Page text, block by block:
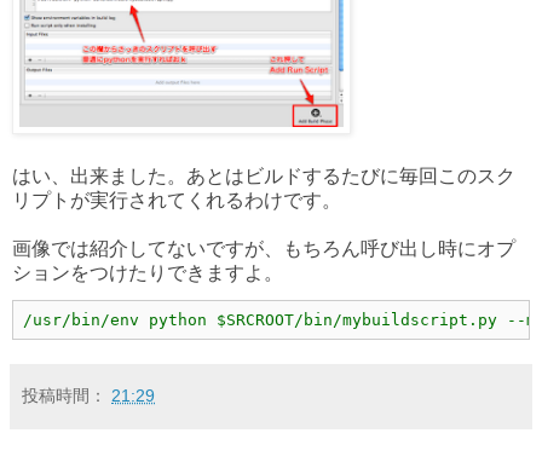
はい、出来ました。あとはビルドするたびに毎回このスク
リプトが実行されてくれるわけです。
画像では紹介してないですが、もちろん呼び出し時にオプ
ションをつけたりできますよ。
/usr/bin/env python $SRCROOT/bin/mybuildscript.py --
投稿時間： 21:29